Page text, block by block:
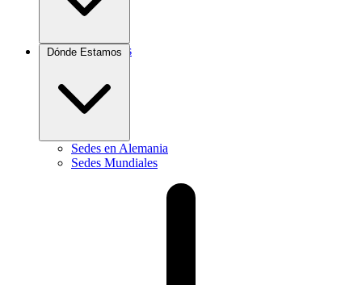
Donaciones
Dónde Estamos
Sedes en Alemania
Sedes Mundiales